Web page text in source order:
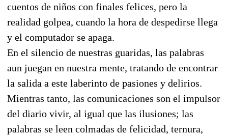
cuentos de niños con finales felices, pero la
realidad golpea, cuando la hora de despedirse llega
y el computador se apaga.
En el silencio de nuestras guaridas, las palabras
aun juegan en nuestra mente, tratando de encontrar
la salida a este laberinto de pasiones y delirios.
Mientras tanto, las comunicaciones son el impulsor
del diario vivir, al igual que las ilusiones; las
palabras se leen colmadas de felicidad, ternura,